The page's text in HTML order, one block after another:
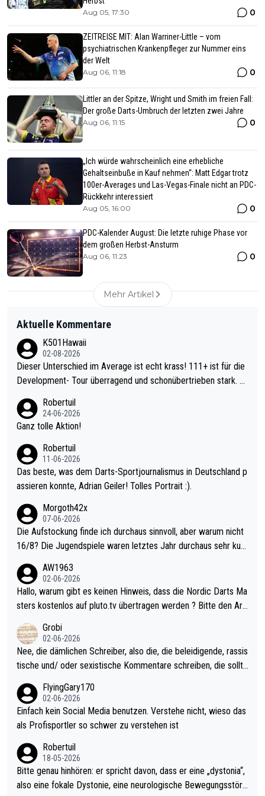
Aug 05, 17:30 0
ZEITREISE MIT: Alan Warriner-Little – vom
psychiatrischen Krankenpfleger zur Nummer eins
der Welt
Aug 06, 11:18 0
Littler an der Spitze, Wright und Smith im freien Fall:
Der große Darts-Umbruch der letzten zwei Jahre
Aug 06, 11:15 0
„Ich würde wahrscheinlich eine erhebliche
Gehaltseinbuße in Kauf nehmen“: Matt Edgar trotz
100er-Averages und Las-Vegas-Finale nicht an PDC-
Rückkehr interessiert
Aug 05, 16:00 0
PDC-Kalender August: Die letzte ruhige Phase vor
dem großen Herbst-Ansturm
Aug 06, 11:23 0
Mehr Artikel
Aktuelle Kommentare
K501Hawaii
02-08-2026
Dieser Unterschied im Average ist echt krass! 111+ ist für die
Development- Tour überragend und schonübertrieben stark. U
mal 40+ erst recht. Da gewinnst keinen Blumentopf - ist ja noc
h krasser wie ein Pokalspiel eines Kreisligisten vs einem Bund
Robertuil
24-06-2026
Ganz tolle Aktion!
Robertuil
11-06-2026
Das beste, was dem Darts-Sportjournalismus in Deutschland p
assieren konnte, Adrian Geiler! Tolles Portrait :).
Morgoth42x
07-06-2026
Die Aufstockung finde ich durchaus sinnvoll, aber warum nicht
16/8? Die Jugendspiele waren letztes Jahr durchaus sehr kurz
Allerdings ist Mitchell Lawrie als Nummer 1 der Welt eh qualifi
ziert. Somit ändert die automatische Qualifikation des Weltmei
sters erstmal nichts. Ich denke sie wollen damit für nächstes J
ohl wenig WDF Turniere spielen. Dies war bei Archie Self letzt
es Jahr der Fall. Er musste als amtierender Weltmeister durch
den Qualifier und ich glaube kaum, dass Mitchel sich das (in Ve
gas) antun würde, wenn er doch eigentlich die PDC-WM als Zi
el hat.
AW1963
02-06-2026
Hallo, warum gibt es keinen Hinweis, dass die Nordic Darts Ma
sters kostenlos auf pluto.tv übertragen werden ? Bitte den Arti
Grobi
02-06-2026
Nee, die dämlichen Schreiber, also die, die beleidigende, rassis
tische und/ oder sexistische Kommentare schreiben, die sollte
s Leben in den Griff kriegen. Nur eins wundert mich: Luke Little
r war doch neulich erst derjenige, der über Social Media GvV p
rovoziert hat. Und Littlers Mutter schießt öfters mal gegen Ric
FlyingGary170
02-06-2026
Einfach kein Social Media benutzen. Verstehe nicht, wieso das
als Profisportler so schwer zu verstehen ist
Robertuil
18-05-2026
Bitte genau hinhören: er spricht davon, dass er eine „dystonia“,
also eine fokale Dystonie, eine neurologische Bewegungsstöru